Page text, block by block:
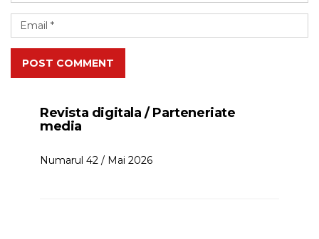
POST COMMENT
Revista digitala / Parteneriate
media
Numarul 42 / Mai 2026